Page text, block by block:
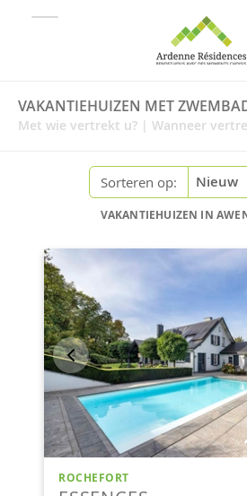
VAKANTIEHUIZEN MET
Met wie vertrekt u? | Wanneer
Sorteren op:
VAKANTIEHUIZEN IN